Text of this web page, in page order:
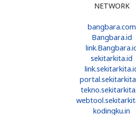
NETWORK
bangbara.com
Bangbara.id
sekitarkita.id
kodingku.in